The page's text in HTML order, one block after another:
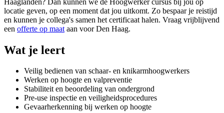
locatie geven, op een moment dat jou uitkomt. Zo bespaar je reistijd
en kunnen je collega's samen het certificaat halen. Vraag vrijblijvend
een offerte op maat aan voor Den Haag.
Wat je leert
Veilig bedienen van schaar- en knikarmhoogwerkers
Werken op hoogte en valpreventie
Stabiliteit en beoordeling van ondergrond
Pre-use inspectie en veiligheidsprocedures
Gevaarherkenning bij werken op hoogte